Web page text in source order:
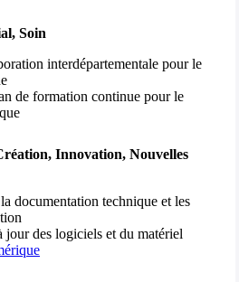
Soin
interdépartementale pour le
de formation continue pour le
Innovation, Nouvelles
documentation technique et les
jour des logiciels et du matériel